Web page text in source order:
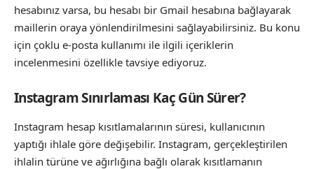
hesabınız varsa, bu hesabı bir Gmail hesabına bağlayarak
maillerin oraya yönlendirilmesini sağlayabilirsiniz. Bu konu
için çoklu e-posta kullanımı ile ilgili içeriklerin
incelenmesini özellikle tavsiye ediyoruz.
Instagram Sınırlaması Kaç Gün Sürer?
Instagram hesap kısıtlamalarının süresi, kullanıcının
yaptığı ihlale göre değişebilir. Instagram, gerçekleştirilen
ihlalin türüne ve ağırlığına bağlı olarak kısıtlamanın